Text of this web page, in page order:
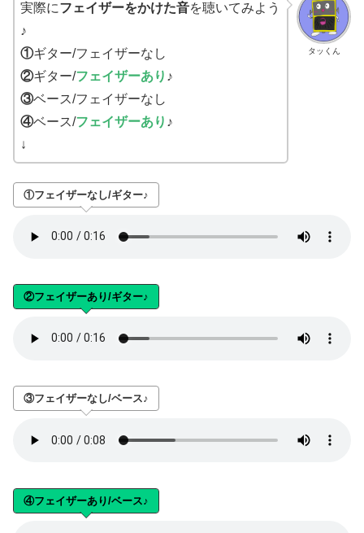
タッくん
実際にフェイザーをかけた音を聴いてみよう
♪
①ギター/フェイザーなし
②ギター/フェイザーあり ♪
③ベース/フェイザーなし
④ベース/フェイザーあり ♪
↓
①フェイザーなし/ギター♪
②フェイザーあり/ギター♪
③フェイザーなし/ベース♪
④フェイザーあり/ベース♪